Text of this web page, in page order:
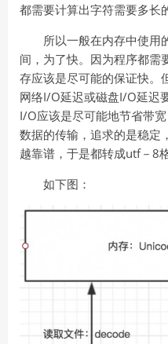
都需要计算出字符需要多长
所以一般在内存中使用
间，为了快。因为程序都需
存应该是尽可能的保证快。
网络I/O延迟或磁盘I/O延迟
I/O应该是尽可能地节省带
数据的传输，追求的是稳定
越靠谱，于是都转成utf－8
如下图：